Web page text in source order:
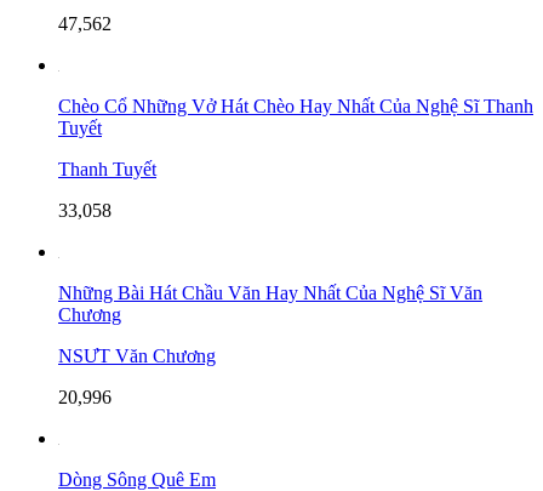
47,562
Chèo Cổ Những Vở Hát Chèo Hay Nhất Của Nghệ Sĩ Thanh
Tuyết
Thanh Tuyết
33,058
Những Bài Hát Chầu Văn Hay Nhất Của Nghệ Sĩ Văn
Chương
NSƯT Văn Chương
20,996
Dòng Sông Quê Em